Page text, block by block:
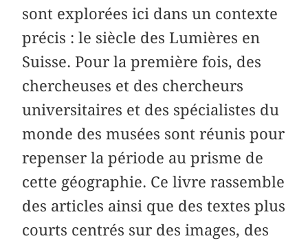
sont explorées ici dans un contexte
précis : le siècle des Lumières en
Suisse. Pour la première fois, des
chercheuses et des chercheurs
universitaires et des spécialistes du
monde des musées sont réunis pour
repenser la période au prisme de
cette géographie. Ce livre rassemble
des articles ainsi que des textes plus
courts centrés sur des images, des